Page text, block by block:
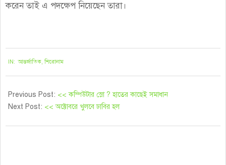
করেন তাই এ পদক্ষেপ নিয়েছেন তারা।
IN: আন্তর্জাতিক,শিরোনাম
Previous Post: << কম্পিউটার স্লো ? হাতের কাছেই সমাধান
Next Post: << অক্টোবরে খুলবে ঢাবির হল